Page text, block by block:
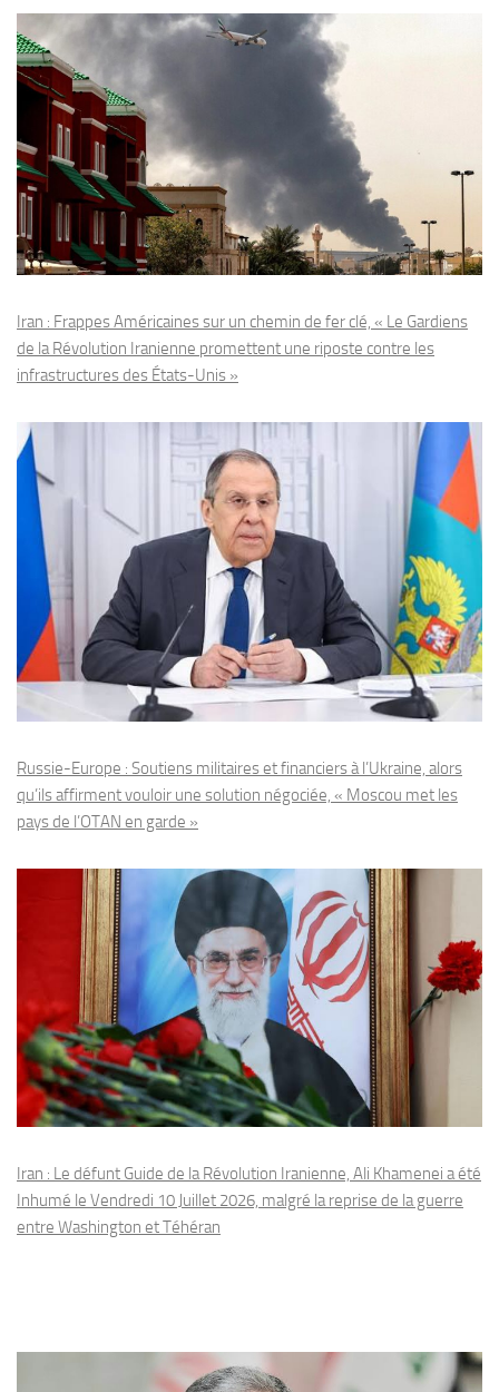
Iran : Frappes Américaines sur un chemin de fer clé, « Le Gardiens
de la Révolution Iranienne promettent une riposte contre les
infrastructures des États-Unis »
Russie-Europe : Soutiens militaires et financiers à l’Ukraine, alors
qu’ils affirment vouloir une solution négociée, « Moscou met les
pays de l’OTAN en garde »
Iran : Le défunt Guide de la Révolution Iranienne, Ali Khamenei a été
Inhumé le Vendredi 10 Juillet 2026, malgré la reprise de la guerre
entre Washington et Téhéran